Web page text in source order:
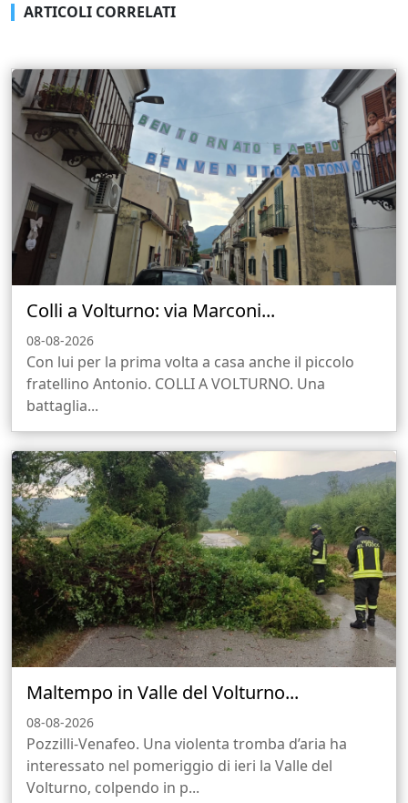
ARTICOLI CORRELATI
Colli a Volturno: via Marconi...
08-08-2026
Con lui per la prima volta a casa anche il piccolo
fratellino Antonio. COLLI A VOLTURNO. Una
battaglia...
Maltempo in Valle del Volturno...
08-08-2026
Pozzilli-Venafeo. Una violenta tromba d’aria ha
interessato nel pomeriggio di ieri la Valle del
Volturno, colpendo in p...